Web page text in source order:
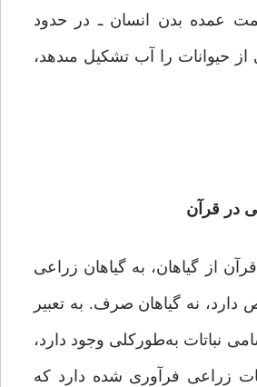
عمده بدن انسان ـ در حدود
از گیاهان، به گیاهان زراعی
دارد، نه گیاهان صرف. به تعبیر
نباتات به‌طورکلی وجود دارد،
زراعی فرآوری شده دارد که